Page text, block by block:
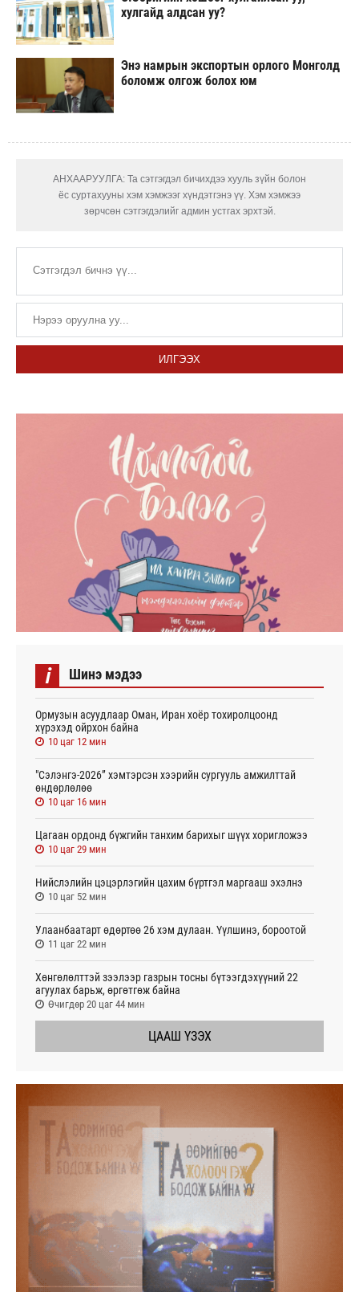
хулгайд алдсан уу?
Энэ намрын экспортын орлого Монголд
боломж олгож болох юм
АНХААРУУЛГА: Та сэтгэгдэл бичихдээ хууль зүйн болон
ёс суртахууны хэм хэмжээг хүндэтгэнэ үү. Хэм хэмжээ
зөрчсөн сэтгэгдэлийг админ устгах эрхтэй.
ИЛГЭЭХ
i Шинэ мэдээ
Ормузын асуудлаар Оман, Иран хоёр тохиролцоонд
хүрэхэд ойрхон байна
10 цаг 12 мин
"Сэлэнгэ-2026” хэмтэрсэн хээрийн сургууль амжилттай
өндөрлөлөө
10 цаг 16 мин
Цагаан ордонд бүжгийн танхим барихыг шүүх хоригложээ
10 цаг 29 мин
Нийслэлийн цэцэрлэгийн цахим бүртгэл маргааш эхэлнэ
10 цаг 52 мин
Улаанбаатарт өдөртөө 26 хэм дулаан. Үүлшинэ, бороотой
11 цаг 22 мин
Хөнгөлөлттэй зээлээр газрын тосны бүтээгдэхүүний 22
агуулах барьж, өргөтгөж байна
Өчигдөр 20 цаг 44 мин
ЦААШ ҮЗЭХ